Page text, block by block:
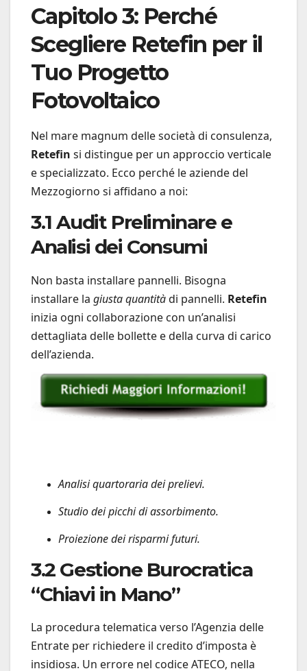
Capitolo 3: Perché
Scegliere Retefin per il
Tuo Progetto
Fotovoltaico
Nel mare magnum delle società di consulenza,
Retefin si distingue per un approccio verticale
e specializzato. Ecco perché le aziende del
Mezzogiorno si affidano a noi:
3.1 Audit Preliminare e
Analisi dei Consumi
Non basta installare pannelli. Bisogna
installare la giusta quantitàdi pannelli. Retefin
inizia ogni collaborazione con un’analisi
dettagliata delle bollette e della curva di carico
dell’azienda.
Analisi quartoraria dei prelievi.
Studio dei picchi di assorbimento.
Proiezione dei risparmi futuri.
3.2 Gestione Burocratica
“Chiavi in Mano”
La procedura telematica verso l’Agenzia delle
Entrate per richiedere il credito d’imposta è
insidiosa. Un errore nel codice ATECO, nella